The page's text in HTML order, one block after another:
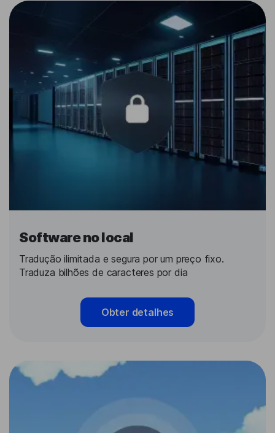
Software no local
Tradução ilimitada e segura por um preço fixo.
Traduza bilhões de caracteres por dia
Obter detalhes